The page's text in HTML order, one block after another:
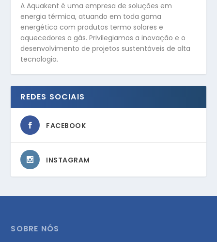
A Aquakent é uma empresa de soluções em
energia térmica, atuando em toda gama
energética com produtos termo solares e
aquecedores a gás. Privilegiamos a inovação e o
desenvolvimento de projetos sustentáveis de alta
tecnologia.
REDES SOCIAIS
FACEBOOK
INSTAGRAM
SOBRE NÓS